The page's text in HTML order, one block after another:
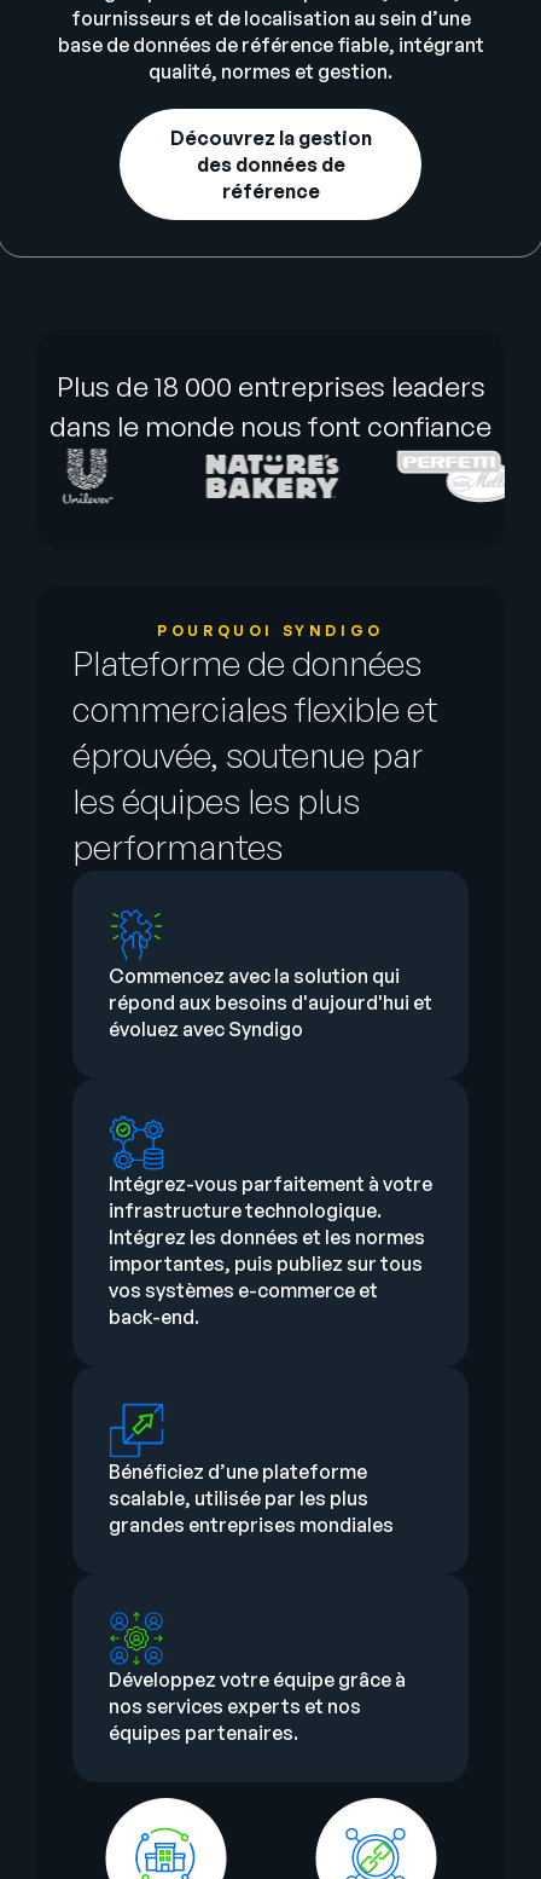
fournisseurs et de localisation au sein d’une
base de données de référence fiable, intégrant
qualité, normes et gestion.
Découvrez la gestion
des données de
référence
Plus de 18 000 entreprises leaders
dans le monde nous font confiance
POURQUOI SYNDIGO
Plateforme de données
commerciales flexible et
éprouvée, soutenue par
les équipes les plus
performantes
Commencez avec la solution qui
répond aux besoins d'aujourd'hui et
évoluez avec Syndigo
Intégrez-vous parfaitement à votre
infrastructure technologique.
Intégrez les données et les normes
importantes, puis publiez sur tous
vos systèmes e-commerce et
back-end.
Bénéficiez d’une plateforme
scalable, utilisée par les plus
grandes entreprises mondiales
Développez votre équipe grâce à
nos services experts et nos
équipes partenaires.